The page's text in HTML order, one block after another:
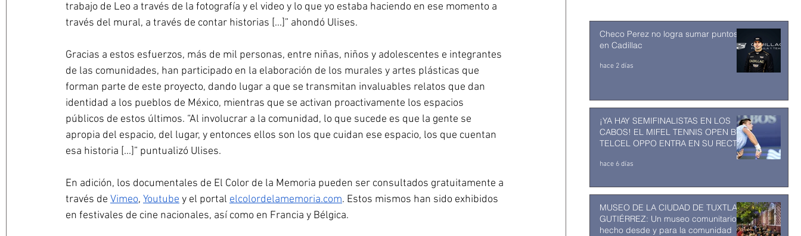
trabajo de Leo a través de la fotografía y el video y lo que yo estaba haciendo en ese momento a
través del mural, a través de contar historias [...]” ahondó Ulises.
Gracias a estos esfuerzos, más de mil personas, entre niñas, niños y adolescentes e integrantes
de las comunidades, han participado en la elaboración de los murales y artes plásticas que
forman parte de este proyecto, dando lugar a que se transmitan invaluables relatos que dan
identidad a los pueblos de México, mientras que se activan proactivamente los espacios
públicos de estos últimos. “Al involucrar a la comunidad, lo que sucede es que la gente se
apropia del espacio, del lugar, y entonces ellos son los que cuidan ese espacio, los que cuentan
esa historia [...]” puntualizó Ulises.
En adición, los documentales de El Color de la Memoria pueden ser consultados gratuitamente a
través de Vimeo, Youtube y el portal elcolordelamemoria.com. Estos mismos han sido exhibidos
en festivales de cine nacionales, así como en Francia y Bélgica.
Checo Perez no logra sumar puntos
en Cadillac
hace 2 días
¡YA HAY SEMIFINALISTAS EN LOS
CABOS! EL MIFEL TENNIS OPEN BY
TELCEL OPPO ENTRA EN SU RECTA
hace 6 días
MUSEO DE LA CIUDAD DE TUXTLA
GUTIÉRREZ: Un museo comunitario
hecho desde y para la comunidad